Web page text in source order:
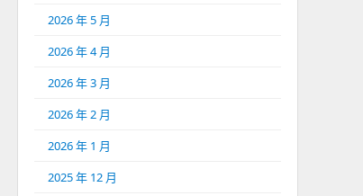
2026 年 5 月
2026 年 4 月
2026 年 3 月
2026 年 2 月
2026 年 1 月
2025 年 12 月